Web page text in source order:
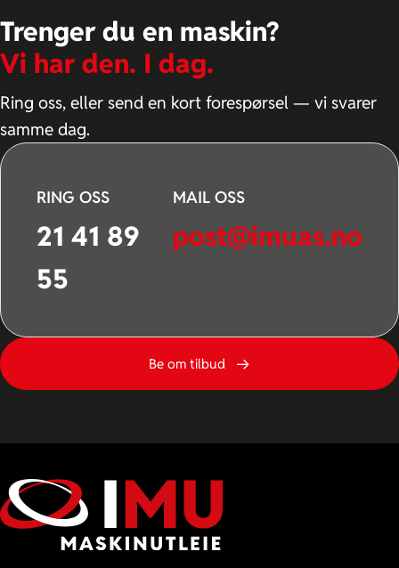
Trenger du en maskin?
Vi har den. I dag.
Ring oss, eller send en kort forespørsel — vi svarer
samme dag.
RING OSS
21 41 89
55
MAIL OSS
post@imuas.no
Be om tilbud